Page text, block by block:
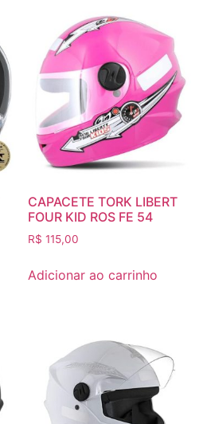
CAPACETE TORK LIBERT
FOUR KID ROS FE 54
R$ 115,00
Adicionar ao carrinho